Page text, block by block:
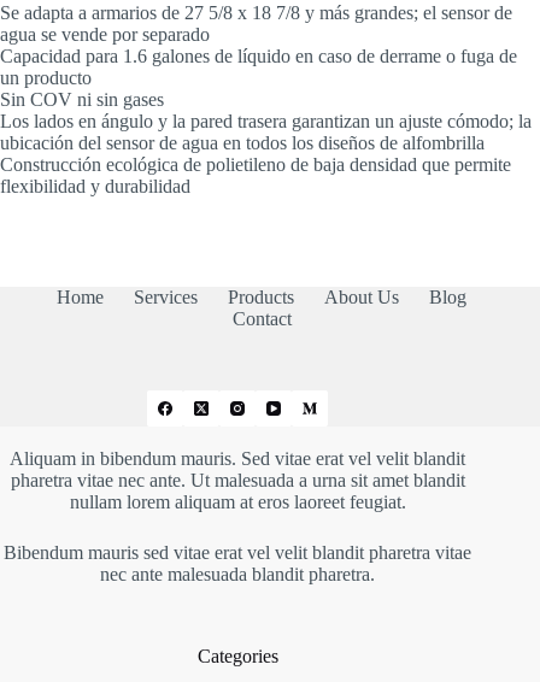
cm
o
más
Grandes
cantidad
Se adapta a armarios de 27 5/8 x 18 7/8 y más grandes; el sensor de
agua se vende por separado
Capacidad para 1.6 galones de líquido en caso de derrame o fuga de
un producto
Sin COV ni sin gases
Los lados en ángulo y la pared trasera garantizan un ajuste cómodo; la
ubicación del sensor de agua en todos los diseños de alfombrilla
Construcción ecológica de polietileno de baja densidad que permite
flexibilidad y durabilidad
Home Services Products About Us
Blog
Contact
Aliquam in bibendum mauris. Sed vitae erat vel velit blandit
pharetra vitae nec ante. Ut malesuada a urna sit amet blandit
nullam lorem aliquam at eros laoreet feugiat.
Bibendum mauris sed vitae erat vel velit blandit pharetra vitae
nec ante malesuada blandit pharetra.
Categories